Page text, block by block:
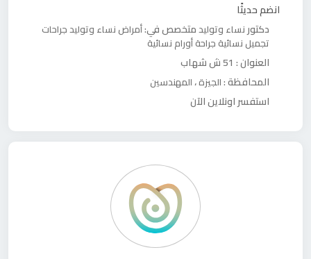
انضم حديثًا
دكتور نساء وتوليدمتخصص في:أمراض نساء وتوليدجراحات
تجميل نسائيةجراحة أورام نسائية
العنوان : 51 ش شهاب
المحافظة :الجيزة،المهندسين
استفسر اونلاين الآن